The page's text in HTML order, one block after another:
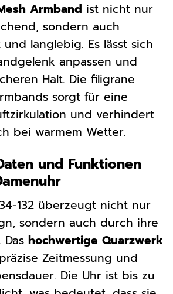
Armband ist nicht nur
sondern auch
langlebig. Es lässt sich
anpassen und
Halt. Die filigrane
sorgt für eine
und verhindert
bei warmem Wetter.
und Funktionen
132 überzeugt nicht nur
sondern auch durch ihre
hochwertige Quarzwerk
Zeitmessung und
Die Uhr ist bis zu